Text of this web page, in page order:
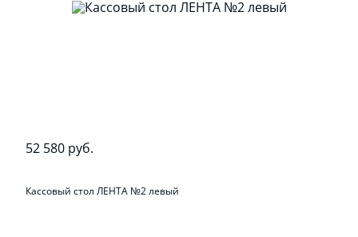
52 580 руб.
Кассовый стол ЛЕНТА №2 левый